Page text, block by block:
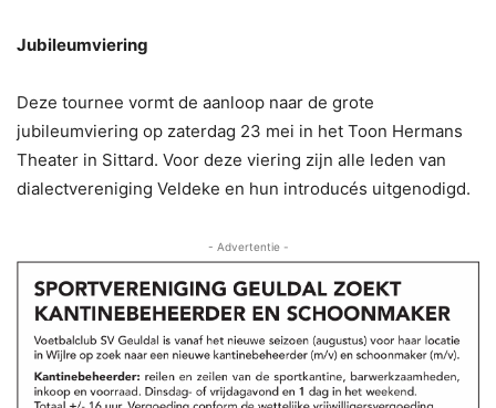
Jubileumviering
Deze tournee vormt de aanloop naar de grote
jubileumviering op zaterdag 23 mei in het Toon Hermans
Theater in Sittard. Voor deze viering zijn alle leden van
dialectvereniging Veldeke en hun introducés uitgenodigd.
- Advertentie -